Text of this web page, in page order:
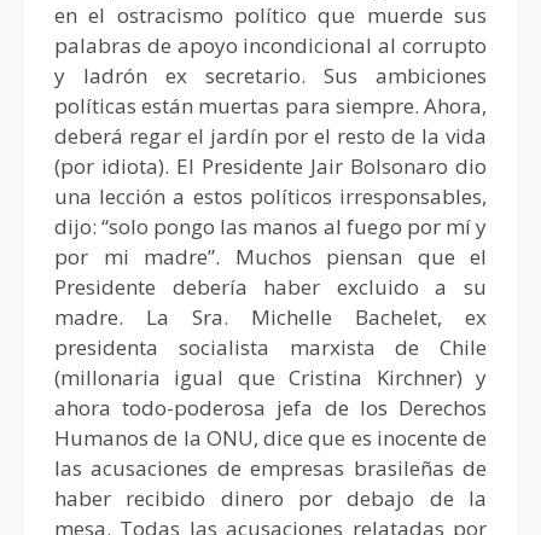
en el ostracismo político que muerde sus
palabras de apoyo incondicional al corrupto
y ladrón ex secretario. Sus ambiciones
políticas están muertas para siempre. Ahora,
deberá regar el jardín por el resto de la vida
(por idiota). El Presidente Jair Bolsonaro dio
una lección a estos políticos irresponsables,
dijo: “solo pongo las manos al fuego por mí y
por mi madre”. Muchos piensan que el
Presidente debería haber excluido a su
madre. La Sra. Michelle Bachelet, ex
presidenta socialista marxista de Chile
(millonaria igual que Cristina Kirchner) y
ahora todo-poderosa jefa de los Derechos
Humanos de la ONU, dice que es inocente de
las acusaciones de empresas brasileñas de
haber recibido dinero por debajo de la
mesa. Todas las acusaciones relatadas por